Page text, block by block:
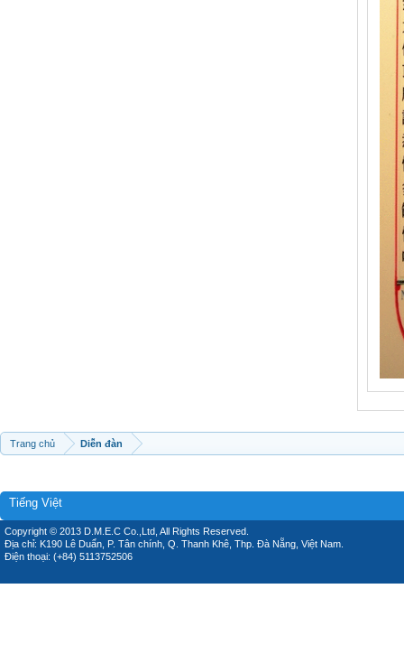
Trang chủ Diễn đàn
Tiếng Việt
Copyright © 2013 D.M.E.C Co.,Ltd, All Rights Reserved.
Địa chỉ: K190 Lê Duẩn, P. Tân chính, Q. Thanh Khê, Thp. Đà Nẵng, Việt Nam.
Điện thoại: (+84) 5113752506